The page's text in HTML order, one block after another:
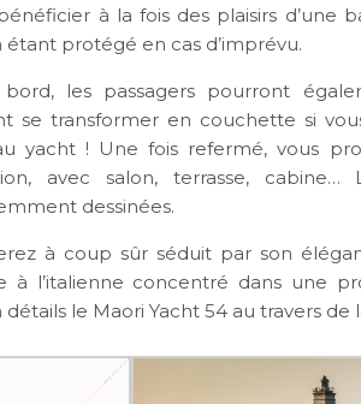
à la fois des plaisirs d’une
protégé en cas d’imprévu.
les passagers pourront
se transformer en couchette si
yacht ! Une fois refermé, vous
avec salon, terrasse,
dessinées.
à coup sûr séduit par son
à l’italienne concentré dans une
détails le Maori Yacht 54 au travers de